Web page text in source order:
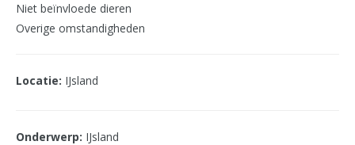
Niet beïnvloede dieren
Overige omstandigheden
Locatie: IJsland
Onderwerp: IJsland